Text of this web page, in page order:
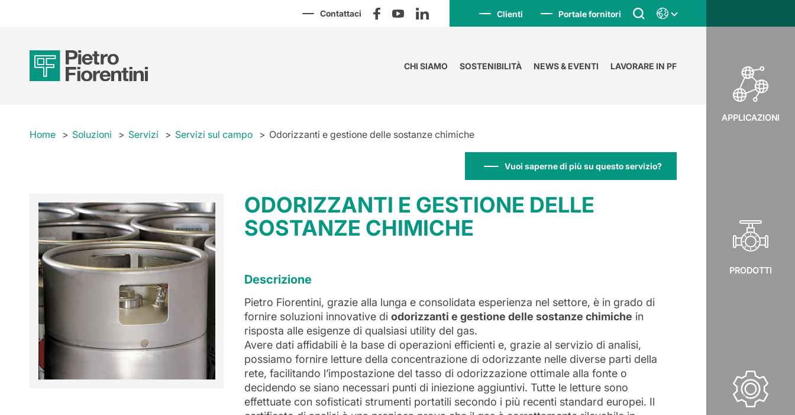
Contattaci Clienti Portale fornitori
CHI SIAMO SOSTENIBILITÀ NEWS & EVENTI LAVORARE IN PF
APPLICAZIONI
PRODOTTI
Home Soluzioni Servizi Servizi sul campo Odorizzanti e gestione delle sostanze chimiche
Vuoi saperne di più su questo servizio?
ODORIZZANTI E GESTIONE DELLE
SOSTANZE CHIMICHE
Descrizione
Pietro Fiorentini, grazie alla lunga e consolidata esperienza nel settore, è in grado di
fornire soluzioni innovative diodorizzanti e gestione delle sostanze chimiche in
risposta alle esigenze di qualsiasi utility del gas.
Avere dati affidabili è la base di operazioni efficienti e, grazie al servizio di analisi,
possiamo fornire letture della concentrazione di odorizzante nelle diverse parti della
rete, facilitando l’impostazione del tasso di odorizzazione ottimale alla fonte o
decidendo se siano necessari punti di iniezione aggiuntivi. Tutte le letture sono
effettuate con sofisticati strumenti portatili secondo i più recenti standard europei. Il